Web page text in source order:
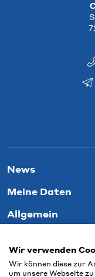
News
Meine Daten
Allgemein
Wir verwenden
Wir können diese zur
um unsere Webseite